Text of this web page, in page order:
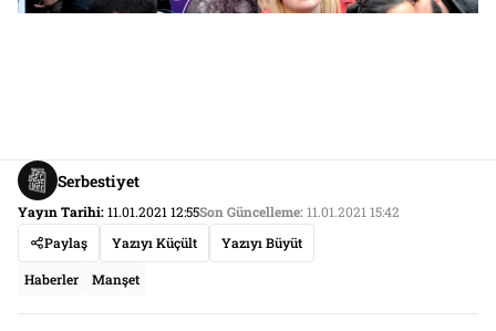
Serbestiyet
Yayın Tarihi:11.01.2021 12:55Son Güncelleme:11.01.2021 15:42
Paylaş
Yazıyı Küçült Yazıyı Büyüt
Haberler Manşet